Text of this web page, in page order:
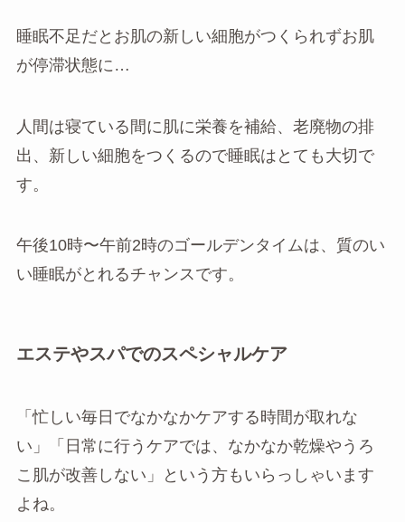
睡眠不足だとお肌の新しい細胞がつくられずお肌
が停滞状態に…
人間は寝ている間に肌に栄養を補給、老廃物の排
出、新しい細胞をつくるので睡眠はとても大切で
す。
午後10時〜午前2時のゴールデンタイムは、質のい
い睡眠がとれるチャンスです。
エステやスパでのスペシャルケア
「忙しい毎日でなかなかケアする時間が取れな
い」「日常に行うケアでは、なかなか乾燥やうろ
こ肌が改善しない」という方もいらっしゃいます
よね。